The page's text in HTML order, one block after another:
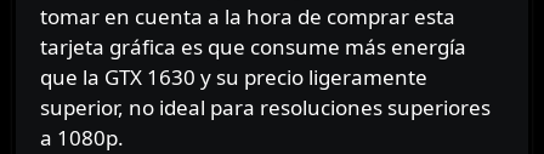
tomar en cuenta a la hora de comprar esta
tarjeta gráfica es que consume más energía
que la GTX 1630 y su precio ligeramente
superior, no ideal para resoluciones superiores
a 1080p.